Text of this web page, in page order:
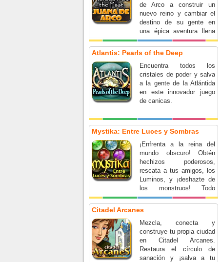
de Arco a construir un
nuevo reino y cambiar el
destino de su gente en
una épica aventura llena
de honor y valentía.
Atlantis: Pearls of the Deep
Encuentra todos los
cristales de poder y salva
a la gente de la Atlántida
en este innovador juego
de canicas.
Mystika: Entre Luces y Sombras
¡Enfrenta a la reina del
mundo obscuro! Obtén
hechizos poderosos,
rescata a tus amigos, los
Luminos, y ¡deshazte de
los monstruos! Todo
mientras te abres camino
en un mundo encantado
de Match 3 y objetos
ocultos. ¿Podrás resistirte
a la magia obscura?
Citadel Arcanes
Mezcla, conecta y
construye tu propia ciudad
en Citadel Arcanes.
Restaura el círculo de
sanación y ¡salva a tu